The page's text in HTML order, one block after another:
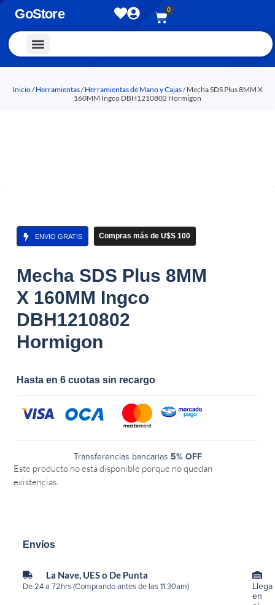
GoStore 0
Inicio/Herramientas/Herramientas de Mano y Cajas/ Mecha SDS Plus 8MM X
160MM Ingco DBH1210802 Hormigon
ENVIO GRATIS Compras más de U$S 100
Mecha SDS Plus 8MM
X 160MM Ingco
DBH1210802
Hormigon
Hasta en 6 cuotas sin recargo
Transferencias bancarias 5% OFF
Este producto no está disponible porque no quedan
existencias.
Envíos
La Nave, UES o De Punta
De 24 a 72hrs (Comprando antes de las 11.30am)
Llega
en